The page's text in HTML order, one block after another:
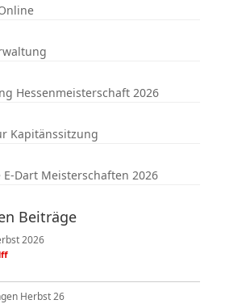
Hessenmeisterschaft 2026
Kapitänssitzung
E-Dart Meisterschaften 2026
Beiträge
2026
Herbst 26